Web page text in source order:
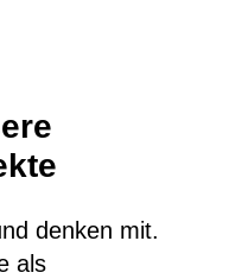
denken mit.
als